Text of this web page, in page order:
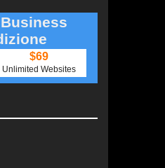
$69
Unlimited Websites